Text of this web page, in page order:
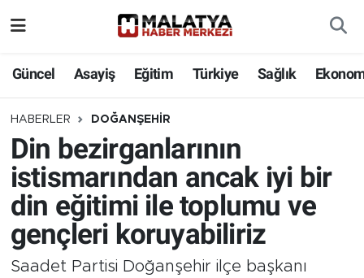
Güncel Asayiş Eğitim Türkiye Sağlık
HABERLER DOĞANŞEHIR
Din bezirganlarının
istismarından ancak iyi bir
din eğitimi ile toplumu ve
gençleri koruyabiliriz
Saadet Partisi Doğanşehir ilçe başkanı
Eğitim
Türkiye
Sağlık
Ekonomi
Güncel